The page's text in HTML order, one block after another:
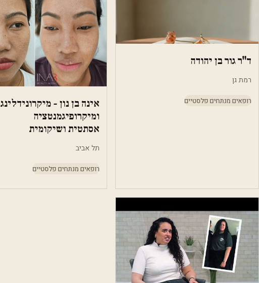
ד"ר גור בן יהודה
רמת גן
רופאים מנתחים פלסטיים
אינה בן נון - מיקרונידלינג
ומיקרופיגמנטציה
אסתטית ושיקומית
תל אביב
רופאים מנתחים פלסטיים